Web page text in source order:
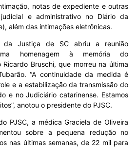
notas de expediente e outras
e administrativo no Diário da
além das intimações eletrônicas.
da Justiça de SC abriu a reunião
homenagem à memória do
Ricardo Bruschi, que morreu na última
“A continuidade da medida é
e a estabilização da transmissão do
e no Judiciário catarinense. Estamos
anotou o presidente do PJSC.
PJSC, a médica Graciela de Oliveira
sobre a pequena redução no
nas últimas semanas, de 22 mil para